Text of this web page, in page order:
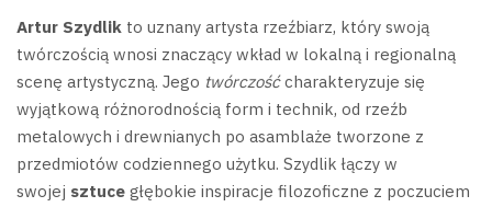
Artur Szydlik to uznany artysta rzeźbiarz, który swoją
twórczością wnosi znaczący wkład w lokalną i regionalną
scenę artystyczną. Jego twórczośćcharakteryzuje się
wyjątkową różnorodnością form i technik, od rzeźb
metalowych i drewnianych po asamblaże tworzone z
przedmiotów codziennego użytku. Szydlik łączy w
swojej sztuce głębokie inspiracje filozoficzne z poczuciem